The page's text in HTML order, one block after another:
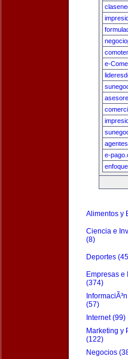
e-
e-
Alimentos y
Ciencia e
(8)
Deportes
Empresas e
(374)
(57)
Internet (99)
Marketing y
(122)
Negocios